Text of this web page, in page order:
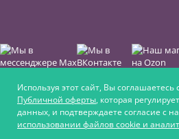
Интернет-магазин для
Используя этот сайт, Вы
Публичной оферты, которая
данных, и подтверждаете согласие с
использовании файлов cookie и